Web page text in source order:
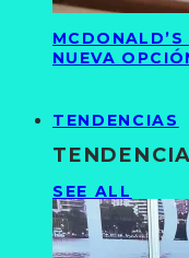
NUEVA
TENDENCIAS
SEE ALL